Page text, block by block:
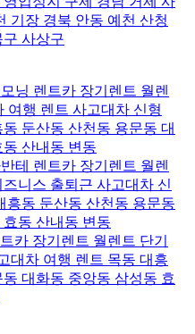
기장 경북 안동 예천 산청
사상구
닝 렌트카 장기렌트 월렌
여행 렌트 사고대차 신형
둔산동 산천동 용문동 대
산내동 변동
테 렌트카 장기렌트 월렌
니스 출퇴근 사고대차 신
흥동 둔산동 산천동 용문동
동 산내동 변동
카 장기렌트 월렌트 단기
대차 여행 렌트 목동 대흥
대화동 중앙동 삼성동 효